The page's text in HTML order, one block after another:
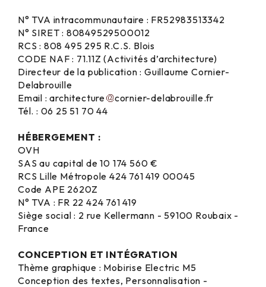
N° TVA intracommunautaire : FR52983513342
N° SIRET : 80849529500012
RCS : 808 495 295 R.C.S. Blois
CODE NAF : 71.11Z (Activités d’architecture)
Directeur de la publication : Guillaume Cornier-
Delabrouille
Email : architecture
cornier-delabrouille.fr
Tél. : 06 25 51 70 44
HÉBERGEMENT :
OVH
SAS au capital de 10 174 560 €
RCS Lille Métropole 424 761 419 00045
Code APE 2620Z
N° TVA : FR 22 424 761 419
Siège social : 2 rue Kellermann - 59100 Roubaix -
France
CONCEPTION ET INTÉGRATION
Thème graphique : Mobirise Electric M5
Conception des textes, Personnalisation -